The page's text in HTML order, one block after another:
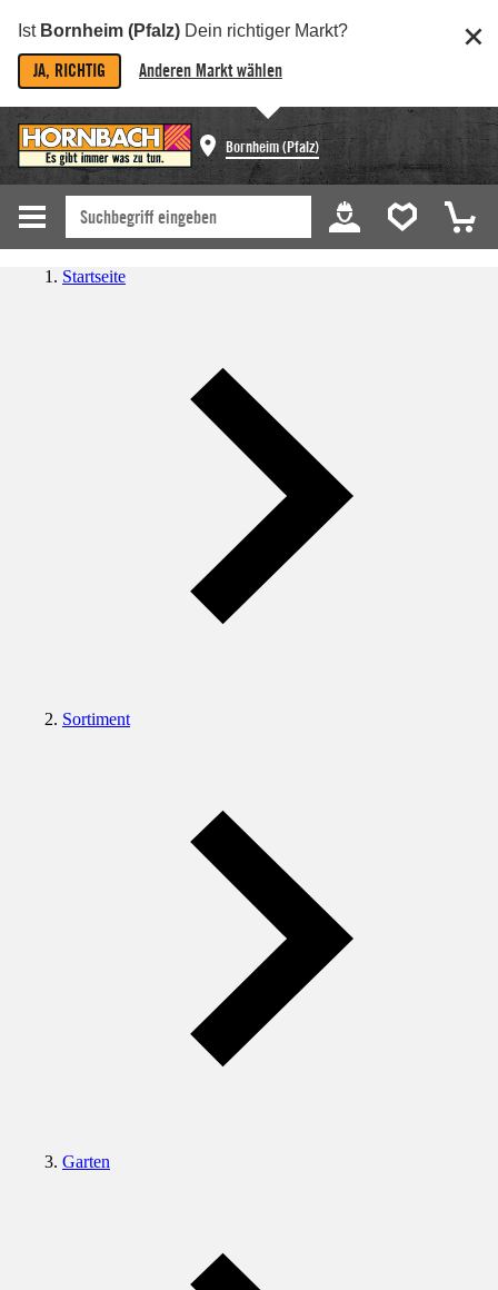
Ist Bornheim (Pfalz) Dein richtiger Markt?
JA, RICHTIG Anderen Markt wählen
Bornheim (Pfalz)
Startseite
Sortiment
Garten